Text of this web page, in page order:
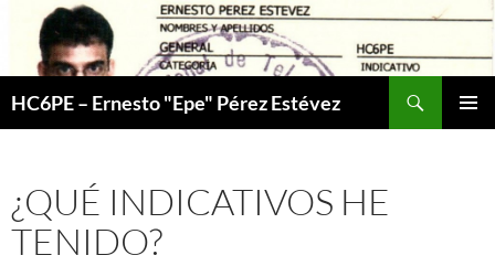
content
HC6PE – Ernesto "Epe" Pérez Estévez
¿QUÉ INDICATIVOS HE
TENIDO?